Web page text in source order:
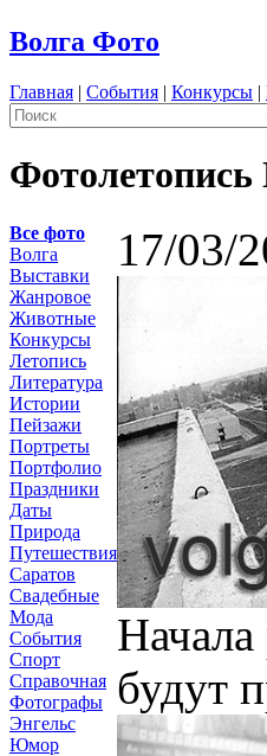
Волга Фото
Главная | События | Конкурсы |
Все фото
Волга
Выставки
Жанровое
Животные
Конкурсы
Летопись
Литература
Истории
Пейзажи
Портреты
Портфолио
Праздники
Даты
Природа
Путешествия
Саратов
Свадебные
Мода
События
Спорт
Справочная
Фотографы
Энгельс
Юмор
17/03/
Начала
будут